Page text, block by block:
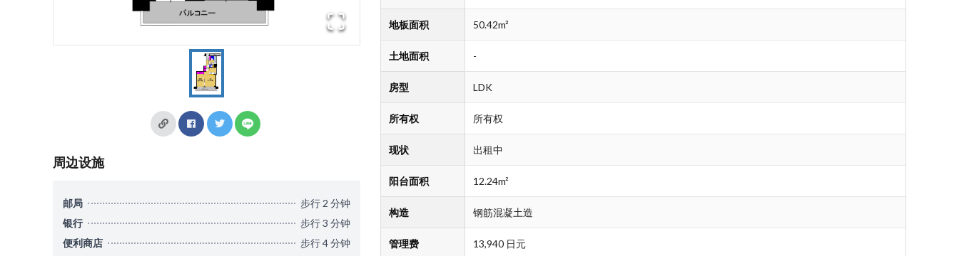
周边设施
邮局
步行 2 分钟
银行
步行 3 分钟
便利商店
步行 4 分钟
地板面积 50.42m²
土地面积 -
房型 LDK
所有权 所有权
现状 出租中
阳台面积 12.24m²
构造 钢筋混凝土造
管理费 13,940 日元